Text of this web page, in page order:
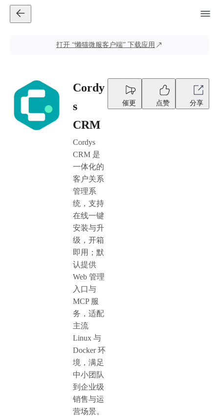
打开 “懒猫微服客户端” 下载应用
Cordy
s
CRM
Cordys
CRM 是
一体化的
客户关系
管理系
统，支持
在线一键
安装与升
级，开箱
即用；默
认提供
Web 管理
入口与
MCP 服
务，适配
主流
Linux 与
Docker 环
境，满足
中小团队
到企业级
销售与运
营场景。
催更 点赞 分享